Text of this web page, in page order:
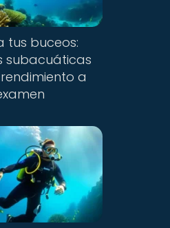
tus buceos:
subacuáticas
a